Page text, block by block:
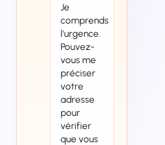
Je
comprends
l'urgence.
Pouvez-
vous me
préciser
votre
adresse
pour
vérifier
que vous